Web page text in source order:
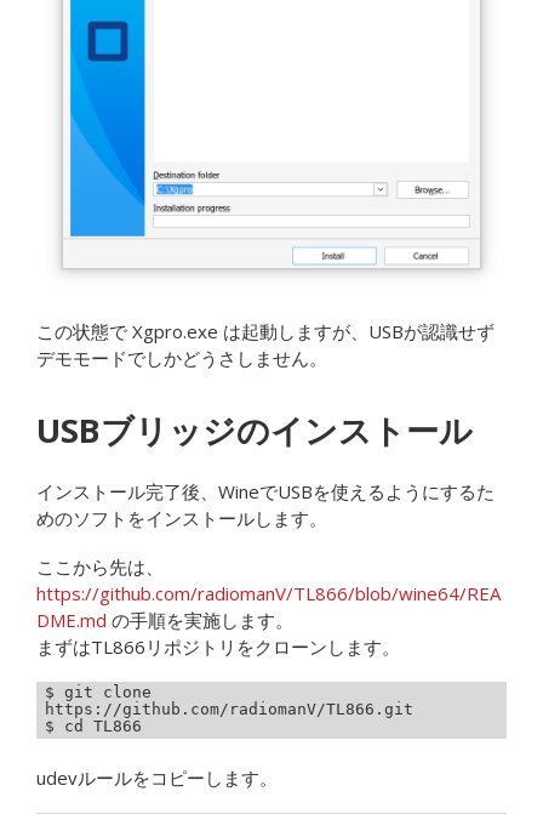
この状態で Xgpro.exe は起動しますが、USBが認識せず
デモモードでしかどうさしません。
USBブリッジのインストール
インストール完了後、WineでUSBを使えるようにするた
めのソフトをインストールします。
ここから先は、
https://github.com/radiomanV/TL866/blob/wine64/REA
DME.md の手順を実施します。
まずはTL866リポジトリをクローンします。
$ git clone
https://github.com/radiomanV/TL866.git
$ cd TL866
udevルールをコピーします。